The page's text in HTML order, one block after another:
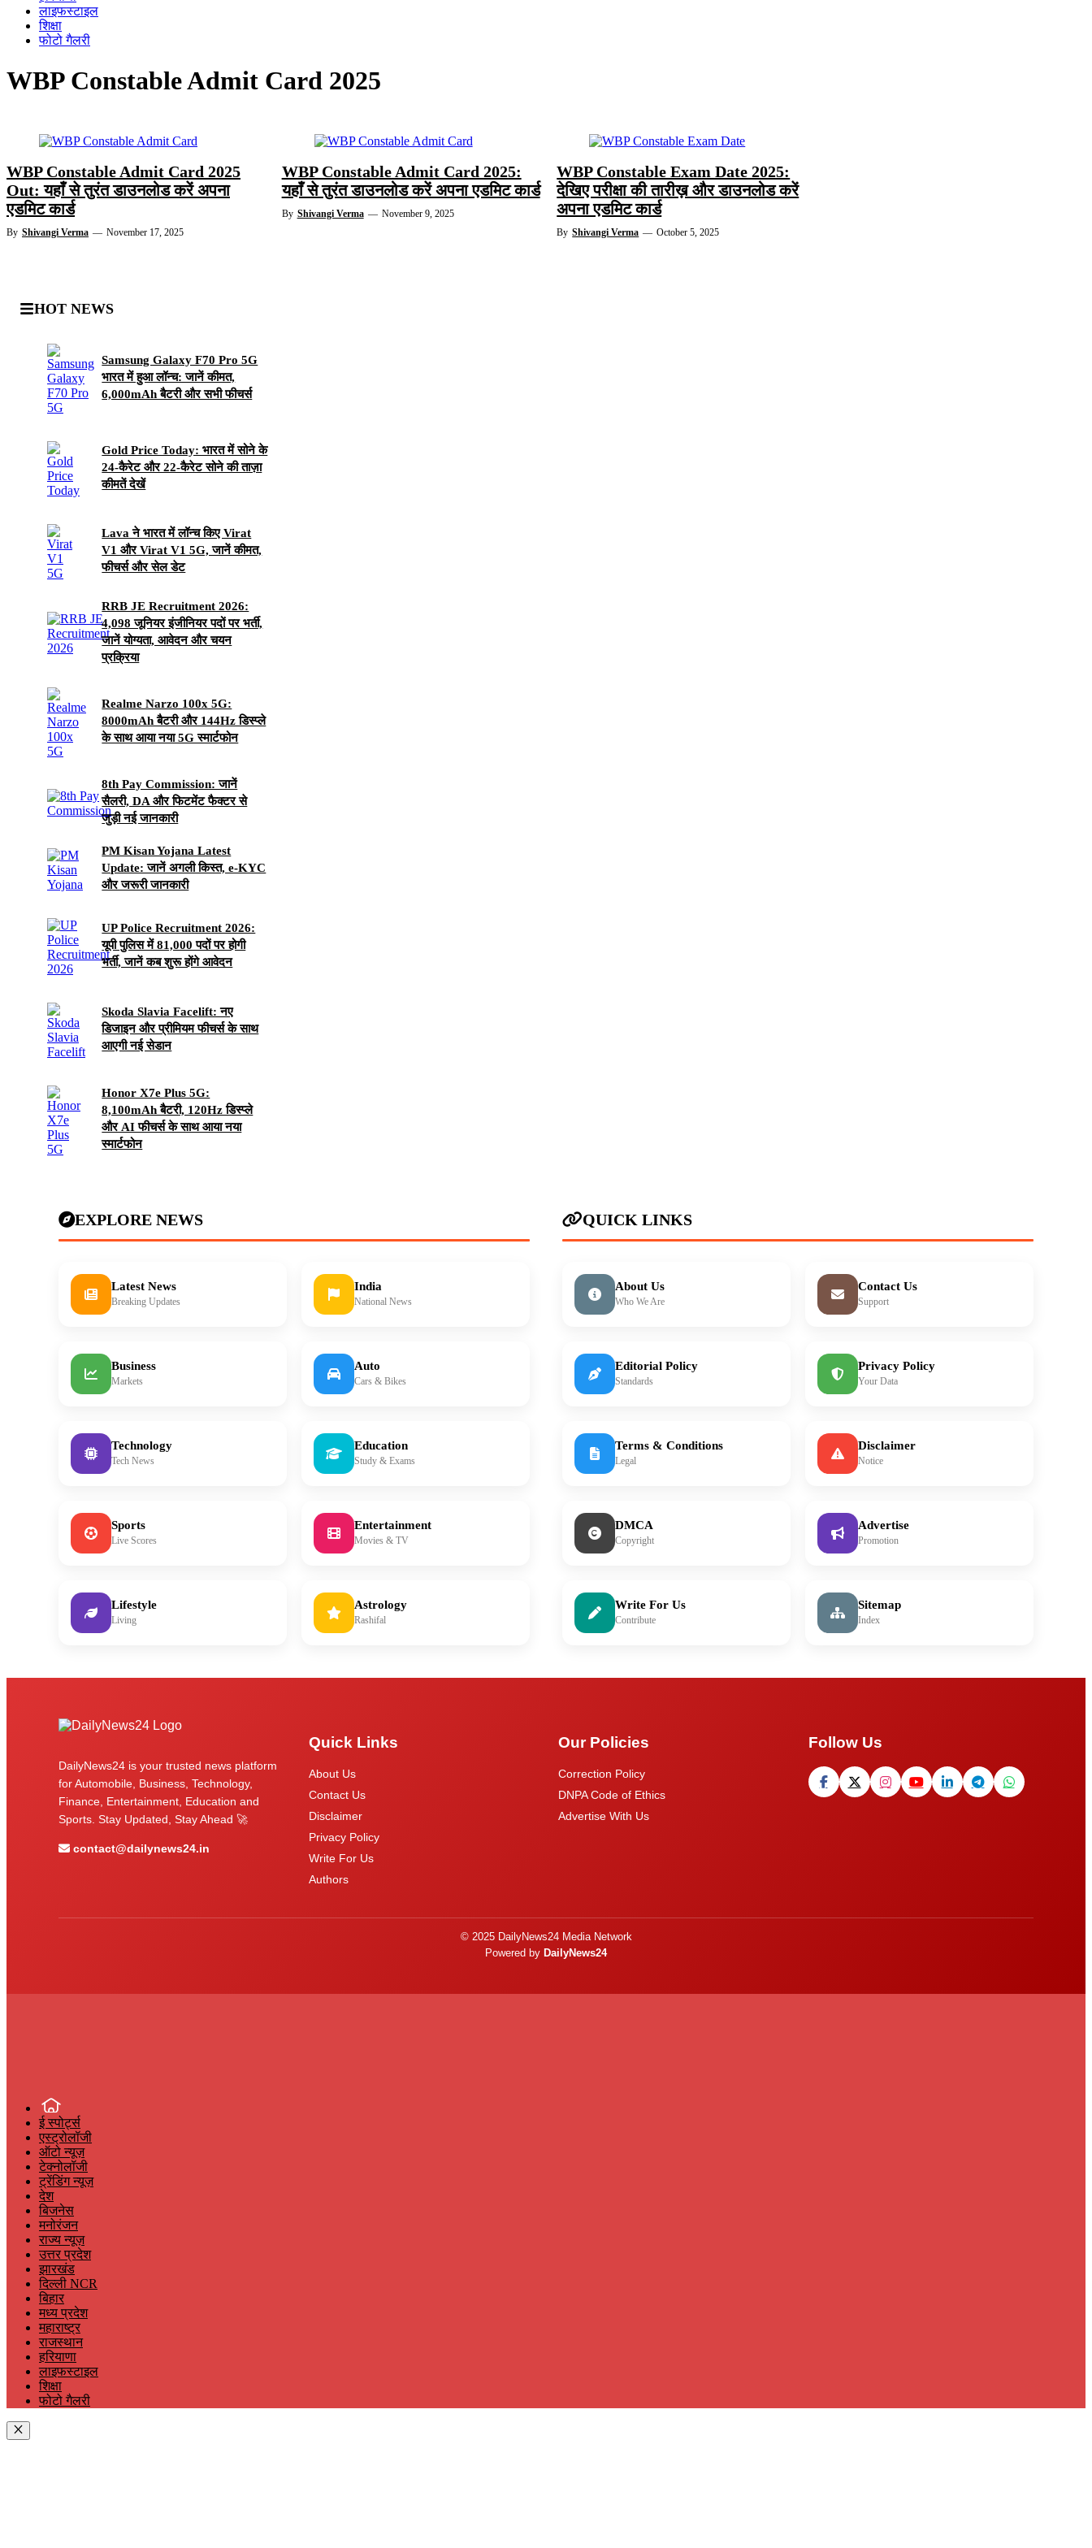
लाइफस्टाइल
शिक्षा
फोटो गैलरी
WBP Constable Admit Card 2025
WBP Constable Admit Card 2025
Out: यहाँ से तुरंत डाउनलोड करें अपना
एडमिट कार्ड
By Shivangi Verma — November 17, 2025
WBP Constable Admit Card 2025:
यहाँ से तुरंत डाउनलोड करें अपना एडमिट कार्ड
By Shivangi Verma — November 9, 2025
WBP Constable Exam Date 2025:
देखिए परीक्षा की तारीख़ और डाउनलोड करें
अपना एडमिट कार्ड
By Shivangi Verma — October 5, 2025
HOT NEWS
Samsung Galaxy F70 Pro 5G
भारत में हुआ लॉन्च: जानें कीमत,
6,000mAh बैटरी और सभी फीचर्स
Gold Price Today: भारत में सोने के
24-कैरेट और 22-कैरेट सोने की ताज़ा
कीमतें देखें
Lava ने भारत में लॉन्च किए Virat
V1 और Virat V1 5G, जानें कीमत,
फीचर्स और सेल डेट
RRB JE Recruitment 2026:
4,098 जूनियर इंजीनियर पदों पर भर्ती,
जानें योग्यता, आवेदन और चयन
प्रक्रिया
Realme Narzo 100x 5G:
8000mAh बैटरी और 144Hz डिस्प्ले
के साथ आया नया 5G स्मार्टफोन
8th Pay Commission: जानें
सैलरी, DA और फिटमेंट फैक्टर से
जुड़ी नई जानकारी
PM Kisan Yojana Latest
Update: जानें अगली किस्त, e-KYC
और जरूरी जानकारी
UP Police Recruitment 2026:
यूपी पुलिस में 81,000 पदों पर होगी
भर्ती, जानें कब शुरू होंगे आवेदन
Skoda Slavia Facelift: नए
डिजाइन और प्रीमियम फीचर्स के साथ
आएगी नई सेडान
Honor X7e Plus 5G:
8,100mAh बैटरी, 120Hz डिस्प्ले
और AI फीचर्स के साथ आया नया
स्मार्टफोन
EXPLORE NEWS
Latest News
Breaking Updates
India
National News
Business
Markets
Auto
Cars & Bikes
Technology
Tech News
Education
Study & Exams
Sports
Live Scores
Entertainment
Movies & TV
Lifestyle
Living
Astrology
Rashifal
QUICK LINKS
About Us
Who We Are
Contact Us
Support
Editorial Policy
Standards
Privacy Policy
Your Data
Terms & Conditions
Legal
Disclaimer
Notice
DMCA
Copyright
Advertise
Promotion
Write For Us
Contribute
Sitemap
Index
DailyNews24 is your trusted news platform
for Automobile, Business, Technology,
Finance, Entertainment, Education and
Sports. Stay Updated, Stay Ahead 🚀
contact@dailynews24.in
Quick Links
About Us
Contact Us
Disclaimer
Privacy Policy
Write For Us
Authors
Our Policies
Correction Policy
DNPA Code of Ethics
Advertise With Us
Follow Us
© 2025 DailyNews24 Media Network
Powered by DailyNews24
ई स्पोर्ट्स
एस्ट्रोलॉजी
ऑटो न्यूज़
टेक्नोलॉजी
ट्रेंडिंग न्यूज़
देश
बिजनेस
मनोरंजन
राज्य न्यूज़
उत्तर प्रदेश
झारखंड
दिल्ली NCR
बिहार
मध्य प्रदेश
महाराष्ट्र
राजस्थान
हरियाणा
लाइफस्टाइल
शिक्षा
फोटो गैलरी
Close